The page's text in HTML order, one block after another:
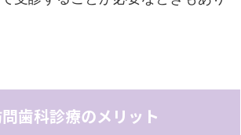
歯科診療のメリット